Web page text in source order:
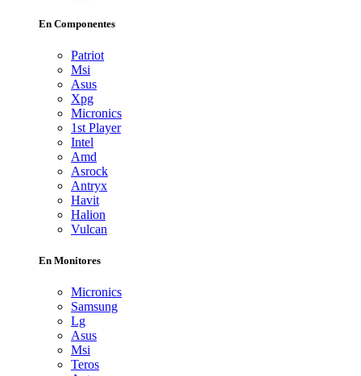
En Componentes
Patriot
Msi
Asus
Xpg
Micronics
1st Player
Intel
Amd
Asrock
Antryx
Havit
Halion
Vulcan
En Monitores
Micronics
Samsung
Lg
Asus
Msi
Teros